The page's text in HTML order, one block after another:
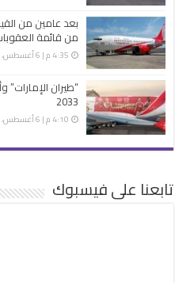
بعد عامين من
من قائمة
4:35 م | 6 أغسطس، 2026
“طيران الإمارات”
2033
4:10 م | 6 أغسطس، 2026
تابعنا على فيسبوك